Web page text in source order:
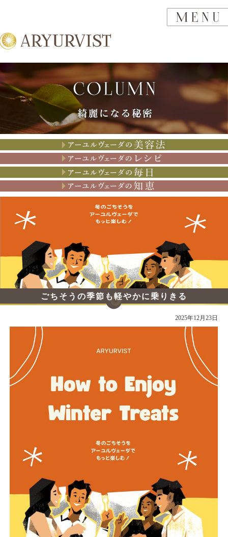
アーユルヴェーダの美容法
アーユルヴェーダのレシピ
アーユルヴェーダの思考
アーユルヴェーダの知恵
ごちそうの季節も軽やかに乗りきる
2025年12月23日